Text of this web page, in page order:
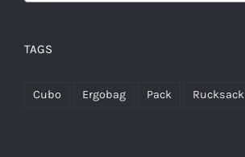
TAGS
Cubo Ergobag Pack Rucksack